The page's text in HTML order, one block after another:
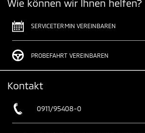
Wie können wir Ihnen helfen?
SERVICETERMIN VEREINBAREN
PROBEFAHRT VEREINBAREN
Kontakt
0911/95408-0